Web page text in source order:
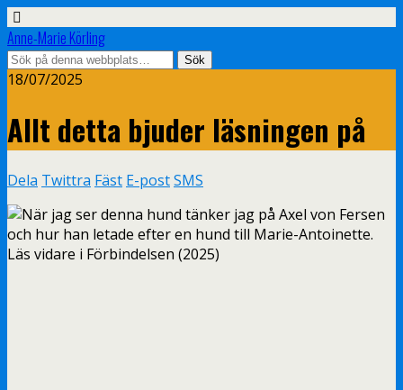
Anne-Marie Körling
18/07/2025
Allt detta bjuder läsningen på
Dela Twittra Fäst E-postSMS